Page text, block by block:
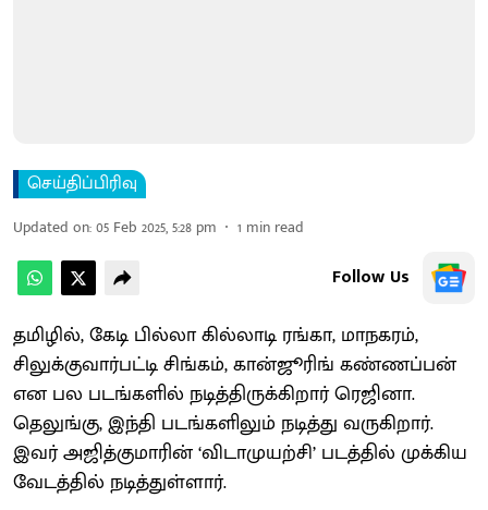
செய்திப்பிரிவு
Updated on:05 Feb 2025, 5:28 pm 1 min read
Follow Us
தமிழில், கேடி பில்லா கில்லாடி ரங்கா, மாநகரம்,
சிலுக்குவார்பட்டி சிங்கம், கான்ஜூரிங் கண்ணப்பன்
என பல படங்களில் நடித்திருக்கிறார் ரெஜினா.
தெலுங்கு, இந்தி படங்களிலும் நடித்து வருகிறார்.
இவர் அஜித்குமாரின் ‘விடாமுயற்சி’ படத்தில் முக்கிய
வேடத்தில் நடித்துள்ளார்.